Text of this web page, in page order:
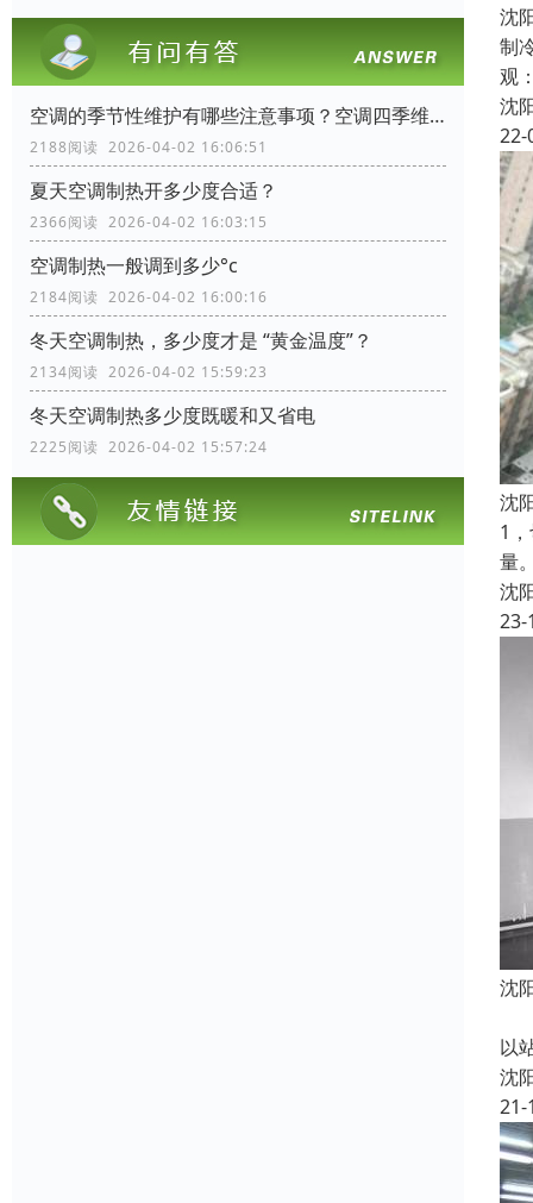
空调的季节性维护有哪些注意事项？空调四季维护手册
2188阅读 2026-04-02 16:06:51
夏天空调制热开多少度合适？
2366阅读 2026-04-02 16:03:15
空调制热一般调到多少°c
2184阅读 2026-04-02 16:00:16
冬天空调制热，多少度才是 “黄金温度”？
2134阅读 2026-04-02 15:59:23
冬天空调制热多少度既暖和又省电
2225阅读 2026-04-02 15:57:24
沈
制
观
沈
22-
沈
1
量
沈
23-
沈
以
沈
21-